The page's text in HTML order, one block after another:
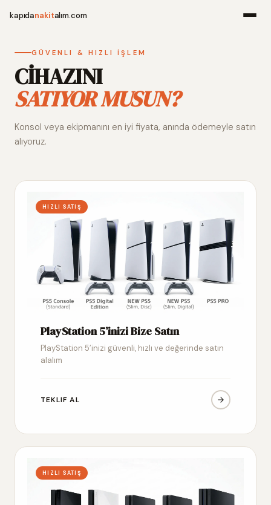
kapıdanakitalım.com
Alım
GÜVENLI & HIZLI İŞLEM
CİHAZINI
SATIYOR MUSUN?
Konsol veya ekipmanını en iyi fiyata, anında ödemeyle satın
alıyoruz.
HIZLI SATIŞ
PlayStation 5’inizi Bize Satın
PlayStation 5’inizi güvenli, hızlı ve değerinde satın
alalım
TEKLIF AL
HIZLI SATIŞ